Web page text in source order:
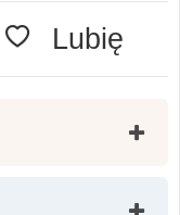
Lubię